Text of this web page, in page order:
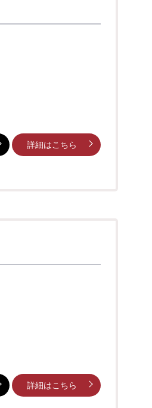
詳細はこちら
詳細はこちら